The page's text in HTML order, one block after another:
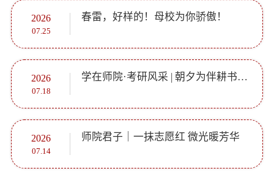
2026
07.25
春雷，好样的！母校为你骄傲！
2026
07.18
学在师院·考研风采 | 朝夕为伴耕书卷，彼此相扶折桂归
2026
07.14
师院君子｜一抹志愿红 微光暖芳华